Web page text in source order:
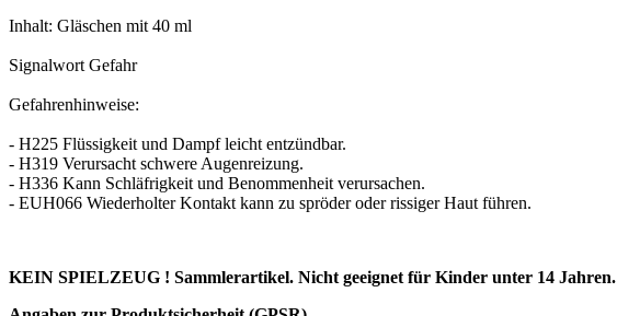
Inhalt: Gläschen mit 40 ml
Signalwort Gefahr
Gefahrenhinweise:
- H225 Flüssigkeit und Dampf leicht entzündbar.
- H319 Verursacht schwere Augenreizung.
- H336 Kann Schläfrigkeit und Benommenheit verursachen.
- EUH066 Wiederholter Kontakt kann zu spröder oder rissiger Haut führen.
KEIN SPIELZEUG ! Sammlerartikel. Nicht geeignet für Kinder unter 14 Jahren.